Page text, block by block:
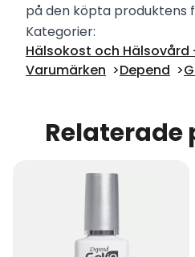
på den köpta produktens
Kategorier:
Hälsokost och Hälsovård
Varumärken
Depend